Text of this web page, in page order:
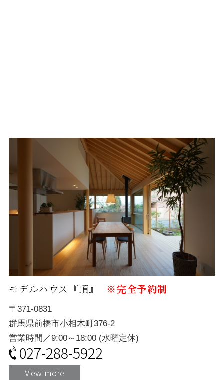
モデルハウス『頂』 ※完全予約制
〒371-0831
群馬県前橋市小相木町376-2
営業時間／9:00～18:00 (水曜定休)
027-288-5922
View more